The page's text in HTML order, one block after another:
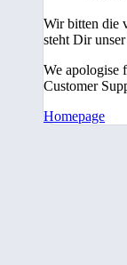
Wir bitten die
steht Dir
We apologise
Customer
Homepage